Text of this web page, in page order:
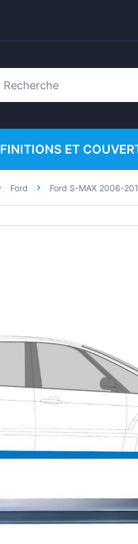
FINITIONS ET
BMW
Hyundai
Iveco
Jeep
MAN
Mazda
Nissan
Ford Ford S-MAX 2006-